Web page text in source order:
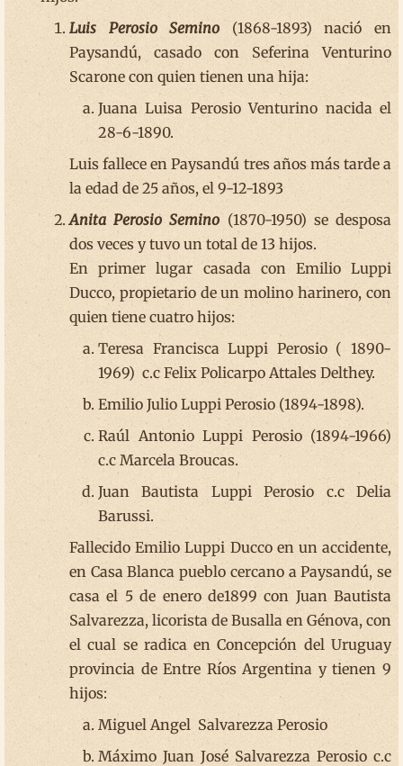
Luis Perosio Semino (1868-1893) nació en
Paysandú, casado con Seferina Venturino
Scarone con quien tienen una hija:
Juana Luisa Perosio Venturino nacida el
28-6-1890.
Luis fallece en Paysandú tres años más tarde a
la edad de 25 años, el 9-12-1893
Anita Perosio Semino (1870-1950) se desposa
dos veces y tuvo un total de 13 hijos.
En primer lugar casada con Emilio Luppi
Ducco, propietario de un molino harinero, con
quien tiene cuatro hijos:
Teresa Francisca Luppi Perosio ( 1890-
1969) c.c Felix Policarpo Attales Delthey.
Emilio Julio Luppi Perosio (1894-1898).
Raúl Antonio Luppi Perosio (1894-1966)
c.c Marcela Broucas.
Juan Bautista Luppi Perosio c.c Delia
Barussi.
Fallecido Emilio Luppi Ducco en un accidente,
en Casa Blanca pueblo cercano a Paysandú, se
casa el 5 de enero de1899 con Juan Bautista
Salvarezza, licorista de Busalla en Génova, con
el cual se radica en Concepción del Uruguay
provincia de Entre Ríos Argentina y tienen 9
hijos:
Miguel Angel Salvarezza Perosio
Máximo Juan José Salvarezza Perosio c.c